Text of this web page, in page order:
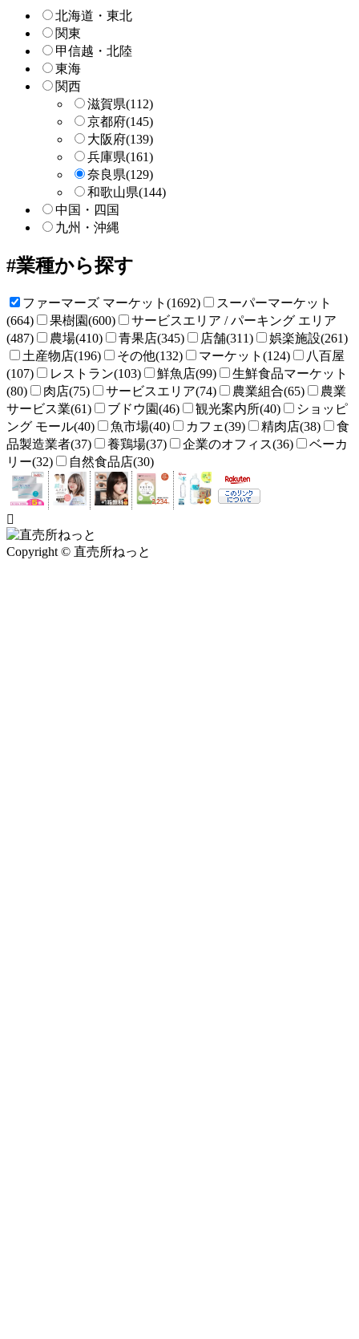
北海道・東北
関東
甲信越・北陸
東海
関西
滋賀県(112)
京都府(145)
大阪府(139)
兵庫県(161)
奈良県(129)
和歌山県(144)
中国・四国
九州・沖縄
業種から探す
ファーマーズ マーケット(1692)
スーパーマーケット
(664)
果樹園(600)
サービスエリア / パーキング エリア
(487)
農場(410) 青果店(345) 店舗(311)
娯楽施設(261)
土産物店(196)
その他(132) マーケット(124)
八百屋
(107)
レストラン(103) 鮮魚店(99)
生鮮食品マーケット
(80)
肉店(75) サービスエリア(74) 農業組合(65)
農業
サービス業(61)
ブドウ園(46) 観光案内所(40)
ショッピ
ング モール(40)
魚市場(40) カフェ(39) 精肉店(38)
食
品製造業者(37)
養鶏場(37) 企業のオフィス(36)
ベーカ
リー(32)
自然食品店(30)
Copyright © 直売所ねっと